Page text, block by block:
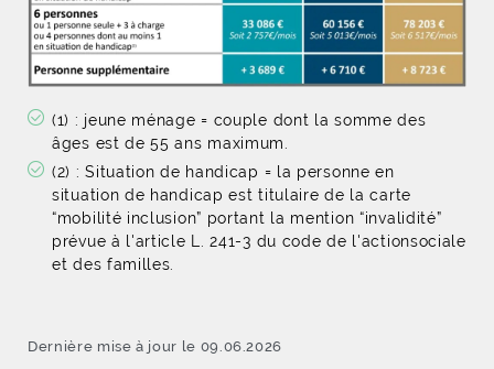
(1) : jeune ménage = couple dont la somme des
âges est de 55 ans maximum.
(2) : Situation de handicap = la personne en
situation de handicap est titulaire de la carte
“mobilité inclusion” portant la mention “invalidité”
prévue à l'article L. 241-3 du code de l'actionsociale
et des familles.
Dernière mise à jour le 09.06.2026